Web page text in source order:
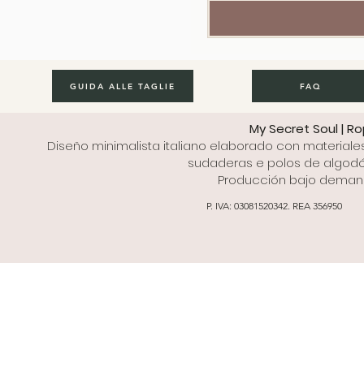
GUIDA ALLE TAGLIE FAQ
My Secret Soul |
Diseño minimalista italiano elaborado con
sudaderas e polos de
Producción bajo
P. IVA: 03081520342. REA 356950